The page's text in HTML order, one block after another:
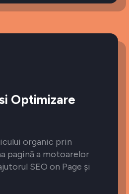
Optimizare
organic prin
pagină a motoarelor
SEO on Page și